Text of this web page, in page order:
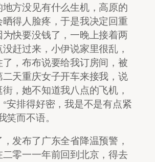
方没见有什么生机，高原的
晒得人脸疼，于是我决定回重
快要没钱了，一晚上接着两
赶过来，小伊说家里很乱，
，布布说要给我订房间，被
天重庆女子开车来接我，说
，她不知道我八点的飞机，
安排得好密，我是不是有点紧
笑而不语。
发布了广东全省降温预警，
二零一一年前回到北京，得去